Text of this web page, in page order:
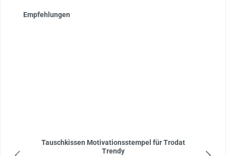
Produktgalerie überspringen
Empfehlungen
Tauschkissen Motivationsstempel für Trodat
Trendy